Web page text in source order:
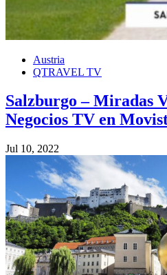
Austria
QTRAVEL TV
Salzburgo – Miradas
Negocios TV en
Jul 10, 2022